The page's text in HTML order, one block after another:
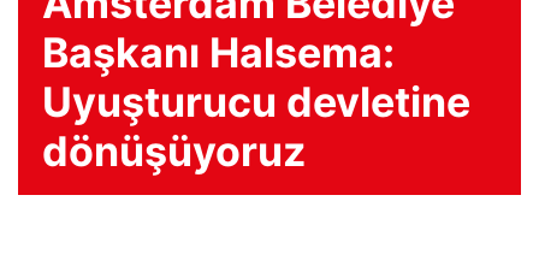
Başkanı Halsema:
Uyuşturucu devletine
dönüşüyoruz